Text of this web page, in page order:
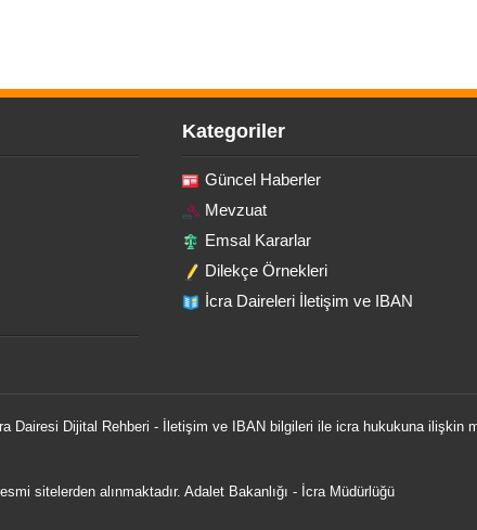
Kategoriler
Güncel Haberler
Mevzuat
Emsal Kararlar
Dilekçe Örnekleri
İcra Daireleri İletişim ve IBAN
Dairesi Dijital Rehberi - İletişim ve IBAN bilgileri ile icra hukukuna ilişkin
sitelerden alınmaktadır. Adalet Bakanlığı - İcra Müdürlüğü